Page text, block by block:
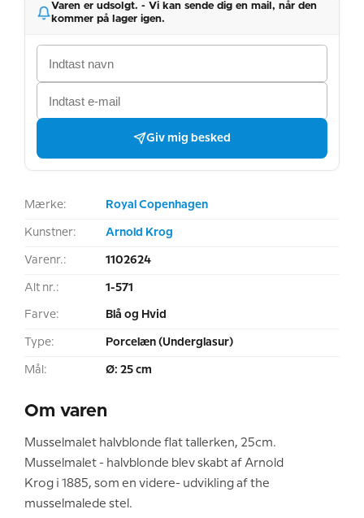
Varen er udsolgt. - Vi kan sende dig en mail, når den
kommer på lager igen.
Giv mig besked
Mærke: Royal Copenhagen
Kunstner: Arnold Krog
Varenr.: 1102624
Alt nr.: 1-571
Farve: Blå og Hvid
Type: Porcelæn (Underglasur)
Mål: Ø: 25 cm
Om varen
Musselmalet halvblonde flat tallerken, 25cm.
Musselmalet - halvblonde blev skabt af Arnold
Krog i 1885, som en videre- udvikling af the
musselmalede stel.